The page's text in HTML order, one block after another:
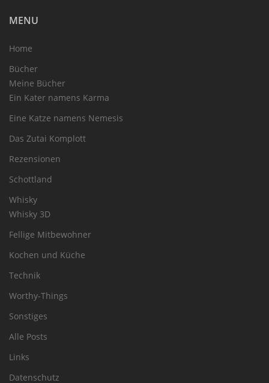
MENU
Home
Bücher
Meine Bücher
Ein Kater namens Karma
Eine Katze namens Nemesis
Das Zutai Komplott
Rezensionen
Schottland
Whisky
Whisky 3D
Fellige Mitbewohner
Kochen und Küche
Technik
Worthy-Things
Sonstiges
Alle Posts
Links
Datenschutz